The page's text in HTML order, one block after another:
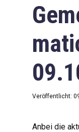
Veröffentlicht:
Anbei die